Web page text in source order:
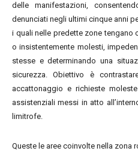
delle manifestazioni,
denunciati negli ultimi cinque anni
i quali nelle predette zone tengano
o insistentemente molesti,
stesse e determinando una
sicurezza. Obiettivo è
accattonaggio e richieste
assistenziali messi in atto
limitrofe.
Queste le aree coinvolte nella zona